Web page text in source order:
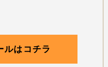
ルはコチラ